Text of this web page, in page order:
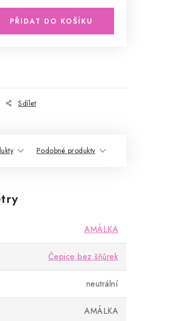
PŘIDAT DO KOŠÍKU
Sdílet
Podobné produkty
AMÁLKA
Čepice bez šňůrek
neutrální
AMÁLKA